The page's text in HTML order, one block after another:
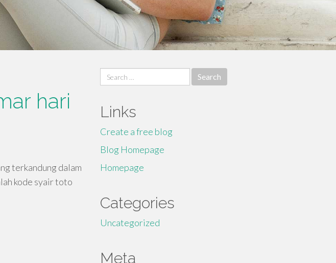
hari
terkandung dalam
kode syair toto
Search
for:
Links
Create a free blog
Blog Homepage
Homepage
Categories
Uncategorized
Meta